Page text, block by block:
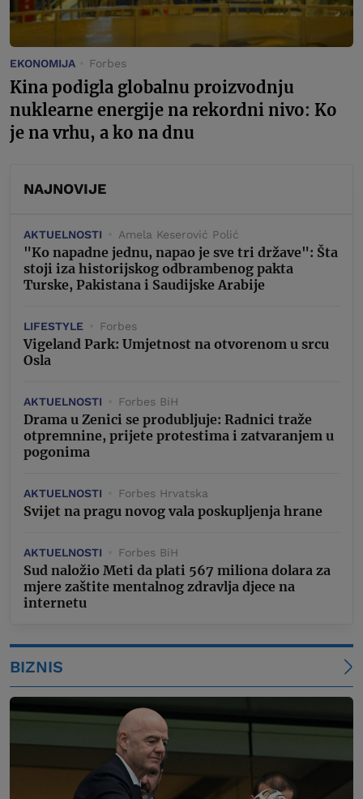
EKONOMIJA Forbes
Kina podigla globalnu proizvodnju
nuklearne energije na rekordni nivo: Ko
je na vrhu, a ko na dnu
NAJNOVIJE
AKTUELNOSTI Amela Keserović Polić
"Ko napadne jednu, napao je sve tri države": Šta
stoji iza historijskog odbrambenog pakta
Turske, Pakistana i Saudijske Arabije
LIFESTYLE Forbes
Vigeland Park: Umjetnost na otvorenom u srcu
Osla
AKTUELNOSTI Forbes BiH
Drama u Zenici se produbljuje: Radnici traže
otpremnine, prijete protestima i zatvaranjem u
pogonima
AKTUELNOSTI Forbes Hrvatska
Svijet na pragu novog vala poskupljenja hrane
AKTUELNOSTI Forbes BiH
Sud naložio Meti da plati 567 miliona dolara za
mjere zaštite mentalnog zdravlja djece na
internetu
BIZNIS